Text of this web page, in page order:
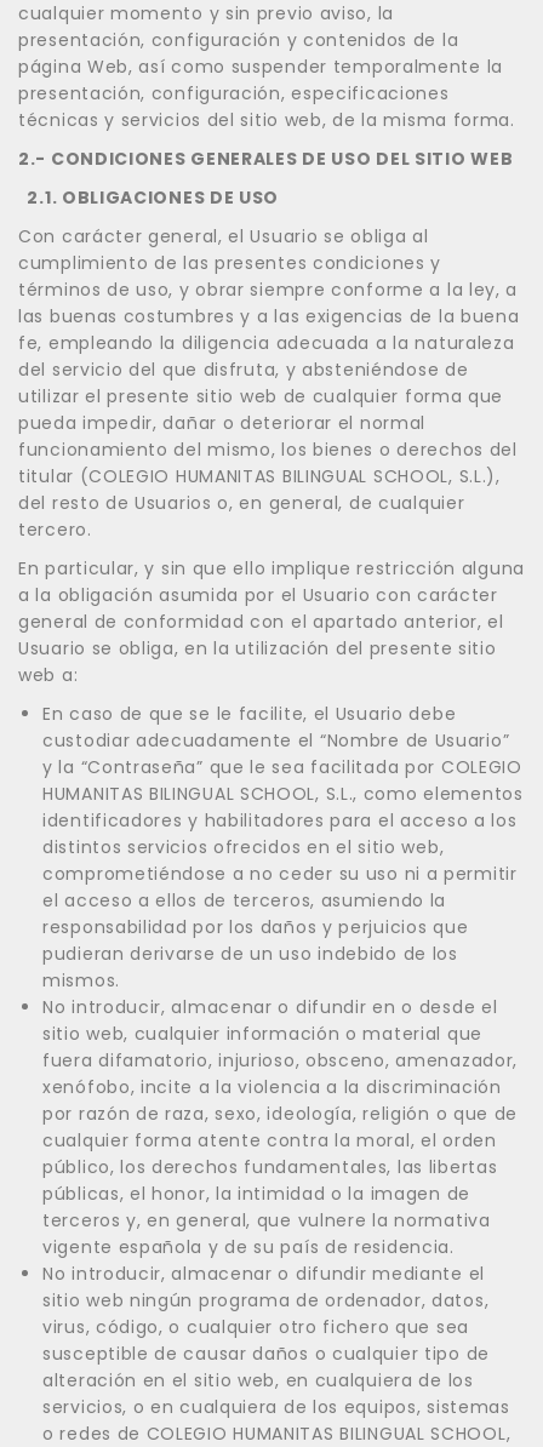
cualquier momento y sin previo aviso, la
presentación, configuración y contenidos de la
página Web, así como suspender temporalmente la
presentación, configuración, especificaciones
técnicas y servicios del sitio web, de la misma forma.
2.- CONDICIONES GENERALES DE USO DEL SITIO WEB
2.1. OBLIGACIONES DE USO
Con carácter general, el Usuario se obliga al
cumplimiento de las presentes condiciones y
términos de uso, y obrar siempre conforme a la ley, a
las buenas costumbres y a las exigencias de la buena
fe, empleando la diligencia adecuada a la naturaleza
del servicio del que disfruta, y absteniéndose de
utilizar el presente sitio web de cualquier forma que
pueda impedir, dañar o deteriorar el normal
funcionamiento del mismo, los bienes o derechos del
titular (COLEGIO HUMANITAS BILINGUAL SCHOOL, S.L.),
del resto de Usuarios o, en general, de cualquier
tercero.
En particular, y sin que ello implique restricción alguna
a la obligación asumida por el Usuario con carácter
general de conformidad con el apartado anterior, el
Usuario se obliga, en la utilización del presente sitio
web a:
En caso de que se le facilite, el Usuario debe
custodiar adecuadamente el “Nombre de Usuario”
y la “Contraseña” que le sea facilitada por COLEGIO
HUMANITAS BILINGUAL SCHOOL, S.L., como elementos
identificadores y habilitadores para el acceso a los
distintos servicios ofrecidos en el sitio web,
comprometiéndose a no ceder su uso ni a permitir
el acceso a ellos de terceros, asumiendo la
responsabilidad por los daños y perjuicios que
pudieran derivarse de un uso indebido de los
mismos.
No introducir, almacenar o difundir en o desde el
sitio web, cualquier información o material que
fuera difamatorio, injurioso, obsceno, amenazador,
xenófobo, incite a la violencia a la discriminación
por razón de raza, sexo, ideología, religión o que de
cualquier forma atente contra la moral, el orden
público, los derechos fundamentales, las libertas
públicas, el honor, la intimidad o la imagen de
terceros y, en general, que vulnere la normativa
vigente española y de su país de residencia.
No introducir, almacenar o difundir mediante el
sitio web ningún programa de ordenador, datos,
virus, código, o cualquier otro fichero que sea
susceptible de causar daños o cualquier tipo de
alteración en el sitio web, en cualquiera de los
servicios, o en cualquiera de los equipos, sistemas
o redes de COLEGIO HUMANITAS BILINGUAL SCHOOL,